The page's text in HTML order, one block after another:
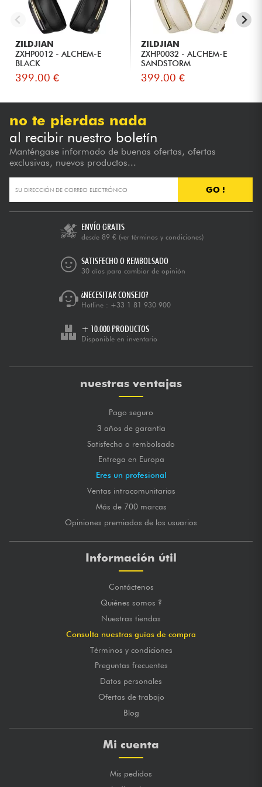
ZILDJIAN
ZXHP0012 - ALCHEM-E
BLACK
399.00 €
ZILDJIAN
ZXHP0032 - ALCHEM-E
SANDSTORM
399.00 €
no te pierdas nada
al recibir nuestro boletín
Manténgase informado de buenas ofertas, ofertas
exclusivas, nuevos productos...
GO !
ENVÍO GRATIS
desde 89 € (ver términos y condiciones)
SATISFECHO O REMBOLSADO
30 días para cambiar de opinión
¿NECESITAR CONSEJO?
Hotline : +33 1 81 930 900
+ 10.000 PRODUCTOS
Disponible en inventario
nuestras ventajas
Pago seguro
3 años de garantía
Satisfecho o rembolsado
Entrega en Europa
Eres un profesional
Ventas intracomunitarias
Más de 700 marcas
Opiniones premiados de los usuarios
Información útil
Contáctenos
Quiénes somos ?
Nuestras tiendas
Consulta nuestras guías de compra
Términos y condiciones
Preguntas frecuentes
Datos personales
Ofertas de trabajo
Blog
Mi cuenta
Mis pedidos